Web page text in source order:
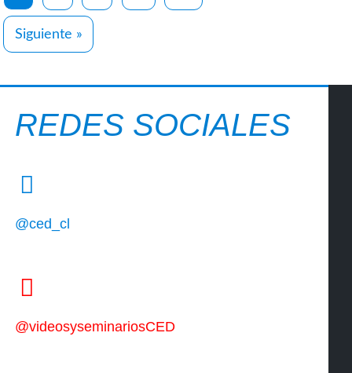
Siguiente »
REDES SOCIALES
@ced_cl
@videosyseminariosCED